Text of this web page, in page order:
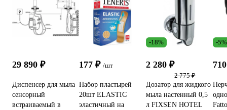
29 890 ₽
Диспенсер для мыла
сенсорный
встраиваемый в
177 ₽ /шт
Набор пластырей
20шт ELASTIC
эластичный на
-18%
2 280 ₽
2 775 ₽
Дозатор для жидкого
мыла настенный 0,5
л FIXSEN НOTEL
-5%